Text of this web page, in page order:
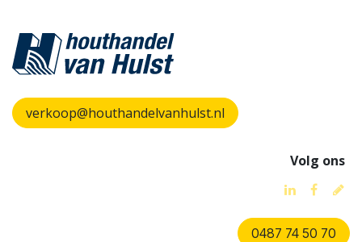
verkoop@houthandelvanhulst.nl
Volg ons
0487 74 50 70